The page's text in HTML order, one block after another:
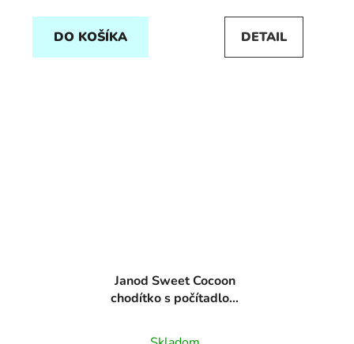
DO KOŠÍKA DETAIL
Janod Sweet Cocoon
chodítko s počítadlom